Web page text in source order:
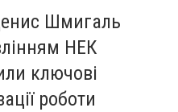
Шмигаль
НЕК
ключові
роботи